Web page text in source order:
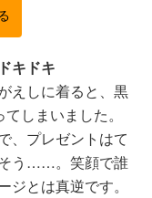
キドキ
えしに着ると、黒
しまいました。
、プレゼントはて
そう……。笑顔で誰
とは真逆です。